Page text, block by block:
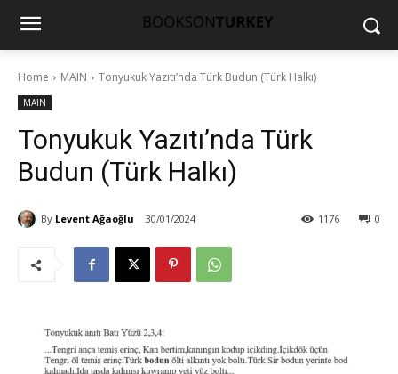
Home MAIN Tonyukuk Yazıtı’nda Türk Budun (Türk Halkı)
MAIN
Tonyukuk Yazıtı’nda Türk
Budun (Türk Halkı)
By Levent Ağaoğlu 30/01/2024 0
1176